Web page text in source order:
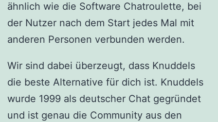
ähnlich wie die Software Chatroulette, bei
der Nutzer nach dem Start jedes Mal mit
anderen Personen verbunden werden.
Wir sind dabei überzeugt, dass Knuddels
die beste Alternative für dich ist. Knuddels
wurde 1999 als deutscher Chat gegründet
und ist genau die Community aus den